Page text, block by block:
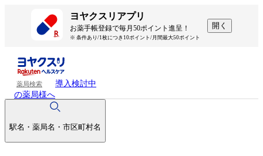
ヨヤクスリアプリ
お薬手帳登録で毎月50ポイント進呈！
※ 条件あり/1枚につき10ポイント/月間最大50ポイント
開く
薬局検索
導入検討中
の薬局様へ
駅名・薬局名・市区町村名
処方せんを送って待ち時間を短く！
処方せんを送って待ち時間を短く！